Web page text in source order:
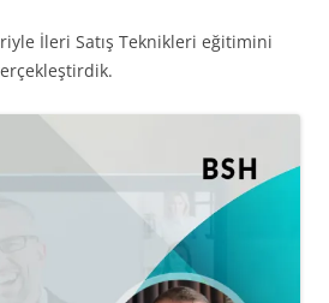
İleri Satış Teknikleri eğitimini